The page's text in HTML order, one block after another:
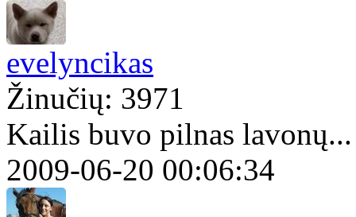
evelyncikas
Žinučių: 3971
Kailis buvo pilnas
2009-06-20 00:06:34